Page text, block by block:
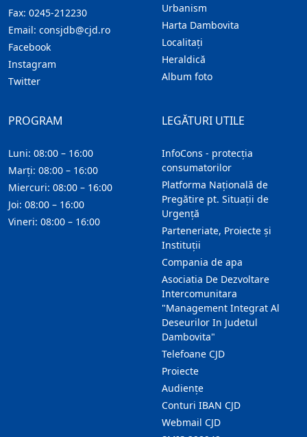
Fax: 0245-212230
Email: consjdb@cjd.ro
Facebook
Instagram
Twitter
Urbanism
Harta Dambovita
Localitaţi
Heraldică
Album foto
LEGĂTURI UTILE
InfoCons - protecția
consumatorilor
Platforma Națională de
Pregătire pt. Situații de
Urgență
Parteneriate, Proiecte și
Instituții
Compania de apa
Asociatia De Dezvoltare
Intercomunitara
"Management Integrat Al
Deseurilor In Judetul
Dambovita"
Telefoane CJD
Proiecte
Audienţe
Conturi IBAN CJD
Webmail CJD
PROGRAM
Luni: 08:00 – 16:00
Marți: 08:00 – 16:00
Miercuri: 08:00 – 16:00
Joi: 08:00 – 16:00
Vineri: 08:00 – 16:00